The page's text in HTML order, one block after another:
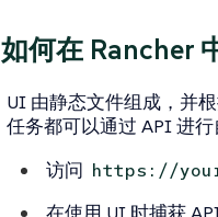
如何在 Rancher
UI 由静态文件组成，并
任务都可以通过 API 进
访问 https://